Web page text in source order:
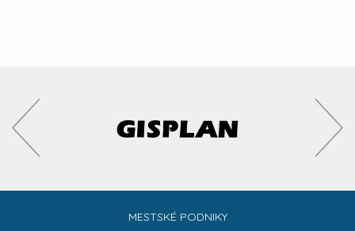
MESTSKÉ PODNIKY